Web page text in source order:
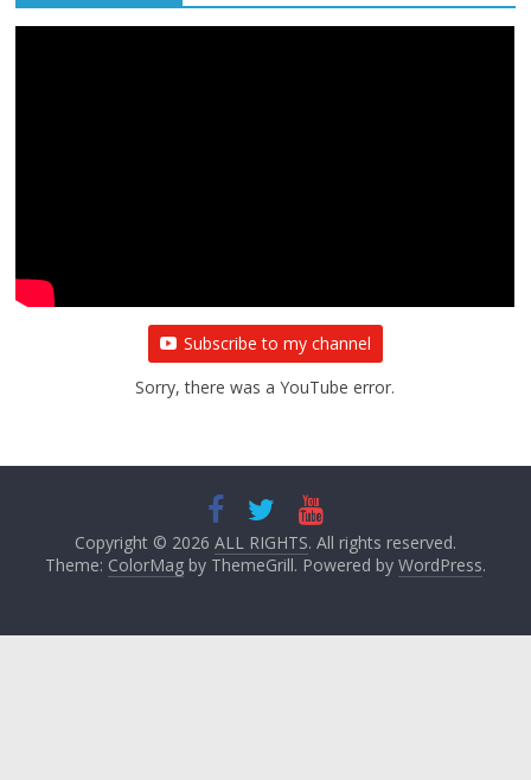
Subscribe to my channel
Sorry, there was a YouTube error.
Copyright © 2026 ALL RIGHTS. All rights reserved.
Theme: ColorMagby ThemeGrill. Powered by WordPress.